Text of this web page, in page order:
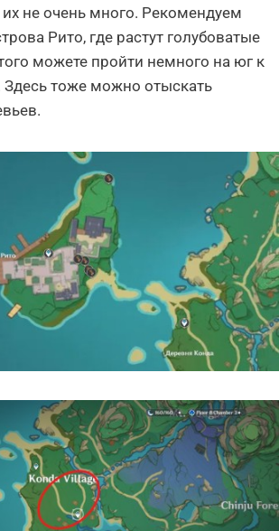
не очень много. Рекомендуем
Рито, где растут голубоватые
можете пройти немного на юг к
Здесь тоже можно отыскать